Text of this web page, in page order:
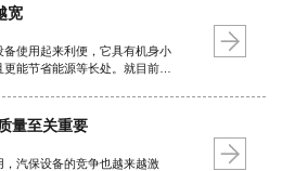
宽
使用起来利便，它具有机身小
能节省能源等长处。就目前的
量至关重要
汽保设备的竞争也越来越激